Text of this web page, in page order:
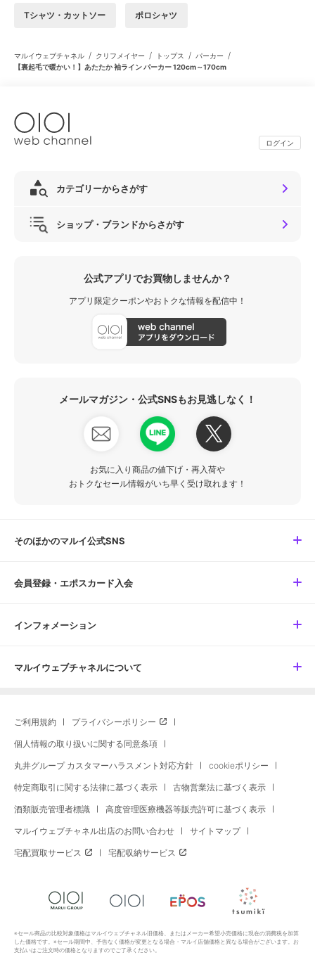
Tシャツ・カットソー ポロシャツ
マルイウェブチャネル / クリフメイヤー / トップス / パーカー /
【裏起毛で暖かい！】あたたか 袖ライン パーカー 120cm～170cm
ログイン
カテゴリーからさがす
ショップ・ブランドからさがす
公式アプリでお買物しませんか？
アプリ限定クーポンやおトクな情報を配信中！
メールマガジン・公式SNSもお見逃しなく！
お気に入り商品の値下げ・再入荷や
おトクなセール情報がいち早く受け取れます！
そのほかのマルイ公式SNS
会員登録・エポスカード入会
インフォメーション
マルイウェブチャネルについて
ご利用規約 プライバシーポリシー
個人情報の取り扱いに関する同意条項
丸井グループ カスタマーハラスメント対応方針 cookieポリシー
特定商取引に関する法律に基づく表示 古物営業法に基づく表示
酒類販売管理者標識 高度管理医療機器等販売許可に基づく表示
マルイウェブチャネル出店のお問い合わせ サイトマップ
宅配買取サービス 宅配収納サービス
※セール商品の比較対象価格はマルイウェブチャネル旧価格、またはメーカー希望小売価格に現在の消費税を加算
した価格です。※セール期間中、予告なく価格が変更となる場合・マルイ店舗価格と異なる場合がございます。お
支払いはご注文時の価格となりますのでご了承ください。